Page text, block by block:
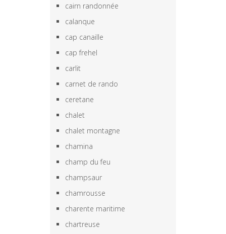
cairn randonnée
calanque
cap canaille
cap frehel
carlit
carnet de rando
ceretane
chalet
chalet montagne
chamina
champ du feu
champsaur
chamrousse
charente maritime
chartreuse